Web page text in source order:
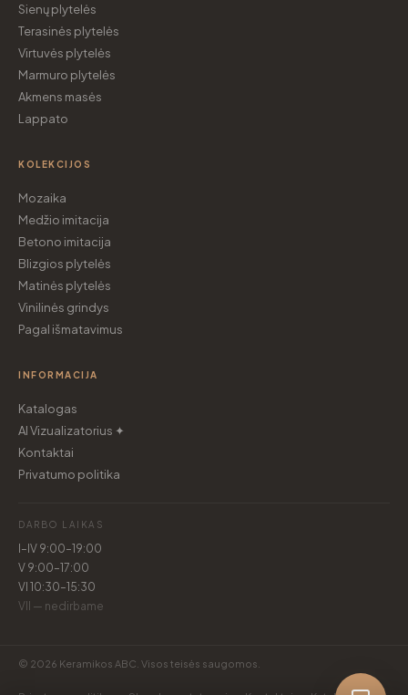
Sienų plytelės
Terasinės plytelės
Virtuvės plytelės
Marmuro plytelės
Akmens masės
Lappato
KOLEKCIJOS
Mozaika
Medžio imitacija
Betono imitacija
Blizgios plytelės
Matinės plytelės
Vinilinės grindys
Pagal išmatavimus
INFORMACIJA
Katalogas
AI Vizualizatorius ✦
Kontaktai
Privatumo politika
DARBO LAIKAS
I–IV 9:00–19:00
V 9:00–17:00
VI 10:30–15:30
VII — nedirbame
© 2026 Keramikos ABC. Visos teisės saugomos.